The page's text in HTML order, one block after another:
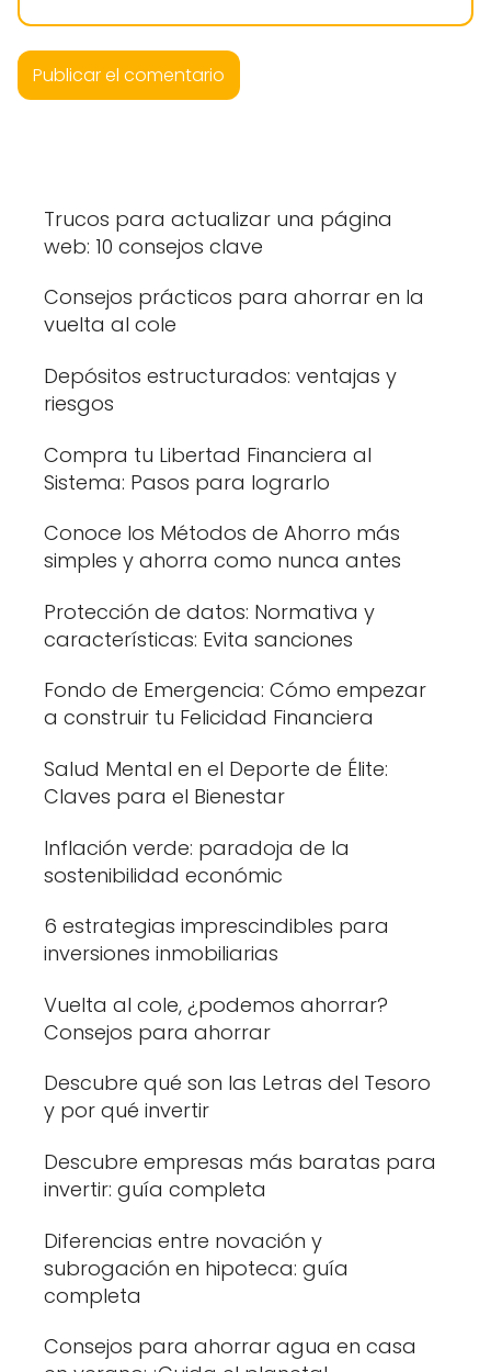
Trucos para actualizar una página
web: 10 consejos clave
Consejos prácticos para ahorrar en la
vuelta al cole
Depósitos estructurados: ventajas y
riesgos
Compra tu Libertad Financiera al
Sistema: Pasos para lograrlo
Conoce los Métodos de Ahorro más
simples y ahorra como nunca antes
Protección de datos: Normativa y
características: Evita sanciones
Fondo de Emergencia: Cómo empezar
a construir tu Felicidad Financiera
Salud Mental en el Deporte de Élite:
Claves para el Bienestar
Inflación verde: paradoja de la
sostenibilidad económic
6 estrategias imprescindibles para
inversiones inmobiliarias
Vuelta al cole, ¿podemos ahorrar?
Consejos para ahorrar
Descubre qué son las Letras del Tesoro
y por qué invertir
Descubre empresas más baratas para
invertir: guía completa
Diferencias entre novación y
subrogación en hipoteca: guía
completa
Consejos para ahorrar agua en casa